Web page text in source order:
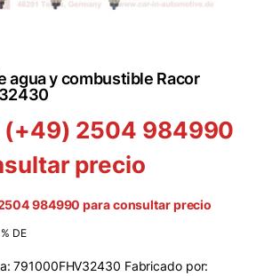
agua y combustible Racor
(+49) 2504 984990
precio
984990 para consultar precio
DE
791000FHV32430 Fabricado por: